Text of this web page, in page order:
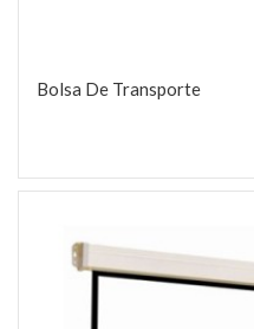
Bolsa De Transporte